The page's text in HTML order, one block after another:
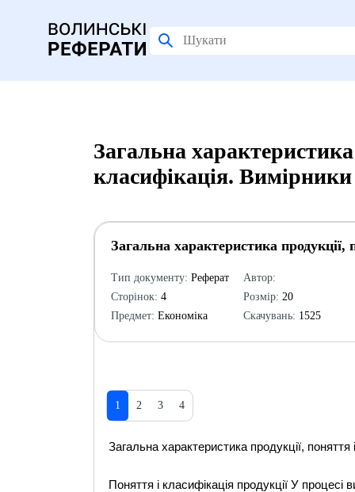
Загальна
класифікація.
Загальна характеристика
Тип документу: Реферат
Сторінок: 4
Предмет: Економіка
Автор:
Розмір: 20
Скачувань: 1525
1 2 3 4
Загальна характеристика продукції, поняття
Поняття і класифікація продукції У